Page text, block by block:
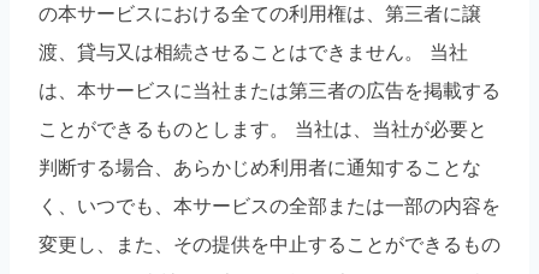
の本サービスにおける全ての利用権は、第三者に譲
渡、貸与又は相続させることはできません。 当社
は、本サービスに当社または第三者の広告を掲載する
ことができるものとします。 当社は、当社が必要と
判断する場合、あらかじめ利用者に通知することな
く、いつでも、本サービスの全部または一部の内容を
変更し、また、その提供を中止することができるもの